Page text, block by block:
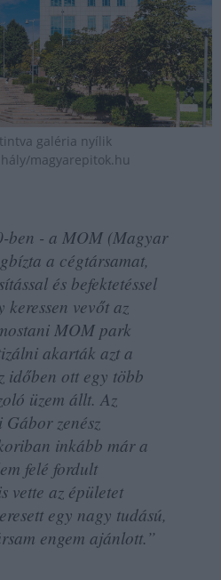
galéria nyílik
magyarepitok.hu
ben - a MOM (Magyar
a cégtársamat,
és befektetéssel
vevőt az
MOM park
akarták azt a
ott egy több
üzem állt. Az
zenész
inkább már a
felé fordult
vette az épületet
egy nagy tudású,
engem ajánlott.”